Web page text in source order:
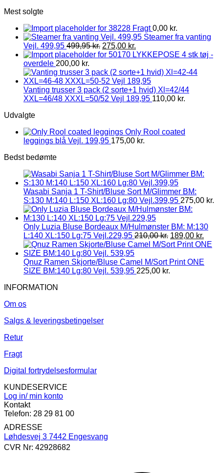
Mest solgte
Fragt 0,00 kr.
Steamer fra vanting
Vejl. 499,95 499,95kr. 275,00 kr.
LYKKEPOSE 4 stk tøj -
overdele 200,00 kr.
Vanting trusser 3 pack (2 sorte+1 hvid) Xl=42/44
XXL=46/48 XXXL=50/52 Vejl 189,95 110,00 kr.
Udvalgte
Only Rool coated
leggings blå Vejl. 199,95 175,00 kr.
Bedst bedømte
Wasabi Sanja 1 T-Shirt/Bluse Sort M/Glimmer BM:
S:130 M:140 L:150 XL:160 Lg:80 Vejl.399,95 275,00 kr.
Only Luzia Bluse Bordeaux M/Hulmønster BM: M:130
L:140 XL:150 Lg:75 Vejl.229,95 210,00kr. 189,00 kr.
Qnuz Ramen Skjorte/Bluse Camel M/Sort Print ONE
SIZE BM:140 Lg:80 Vejl. 539,95 225,00 kr.
INFORMATION
Om os
Salgs & leveringsbetingelser
Retur
Fragt
Digital fortrydelsesformular
KUNDESERVICE
Log in/ min konto
Kontakt
Telefon: 28 29 81 00
ADRESSE
Løhdesvej 3 7442 Engesvang
CVR Nr: 42928682